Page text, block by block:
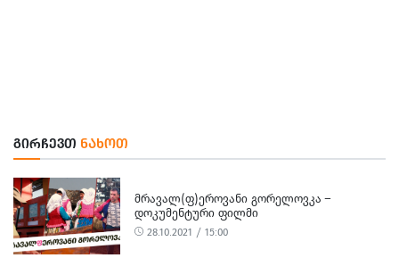
ᲒᲘᲠᲩᲔᲕᲗ ᲜᲐᲮᲝᲗ
ᲛᲠᲐᲕᲐᲚ(Ფ)ᲔᲠᲝᲕᲐᲜᲘ ᲒᲝᲠᲔᲚᲝᲕᲙᲐ –
ᲓᲝᲙᲣᲛᲔᲜᲢᲣᲠᲘ ᲤᲘᲚᲛᲘ
28.10.2021 / 15:00